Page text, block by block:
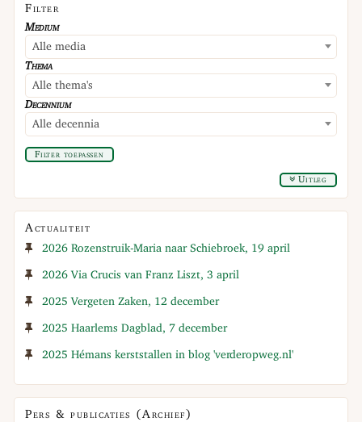
Filter
Medium
Alle media
Thema
Alle thema's
Decennium
Alle decennia
Filter toepassen
Uitleg
Actualiteit
2026 Rozenstruik-Maria naar Schiebroek, 19 april
2026 Via Crucis van Franz Liszt, 3 april
2025 Vergeten Zaken, 12 december
2025 Haarlems Dagblad, 7 december
2025 Hémans kerststallen in blog 'verderopweg.nl'
Pers & publicaties (Archief)